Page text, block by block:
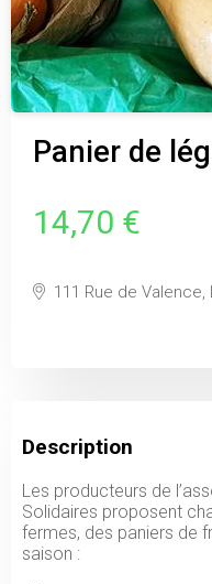
Panier de
14,70 €
111 Rue de Valence,
Description
Les producteurs de
Solidaires proposent
fermes, des paniers de
saison :